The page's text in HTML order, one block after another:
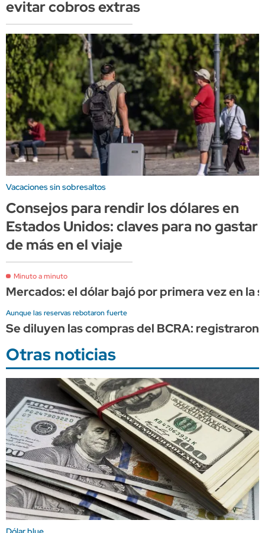
evitar cobros extras
Vacaciones sin sobresaltos
Consejos para rendir los dólares en
Estados Unidos: claves para no gastar
de más en el viaje
Minuto a minuto
Mercados: el dólar bajó por primera vez en la
Aunque las reservas rebotaron fuerte
Se diluyen las compras del BCRA:
Otras noticias